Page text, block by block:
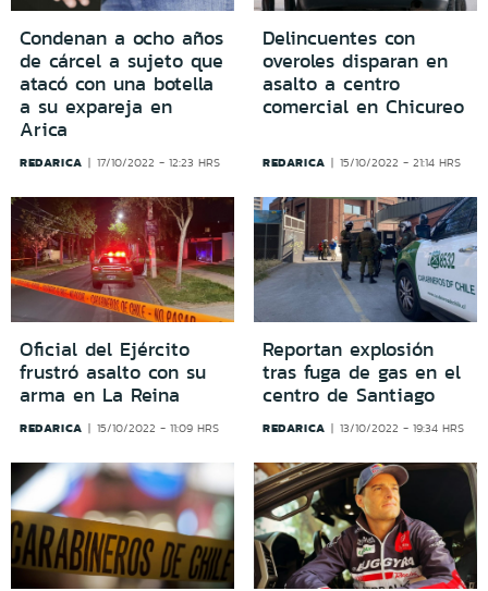
Condenan a ocho años
de cárcel a sujeto que
atacó con una botella
a su expareja en
Arica
REDARICA 17/10/2022 - 12:23 HRS
Delincuentes con
overoles disparan en
asalto a centro
comercial en Chicureo
REDARICA 15/10/2022 - 21:14 HRS
Oficial del Ejército
frustró asalto con su
arma en La Reina
REDARICA 15/10/2022 - 11:09 HRS
Reportan explosión
tras fuga de gas en el
centro de Santiago
REDARICA 13/10/2022 - 19:34 HRS